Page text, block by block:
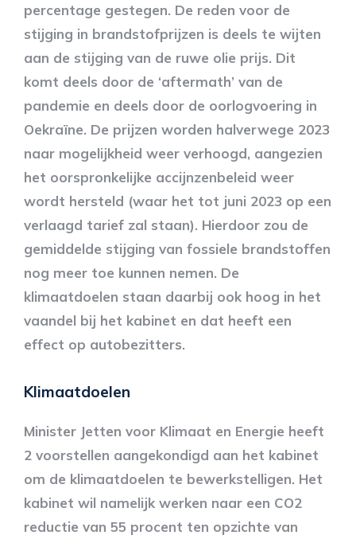
percentage gestegen. De reden voor de
stijging in brandstofprijzen is deels te wijten
aan de stijging van de ruwe olie prijs. Dit
komt deels door de ‘aftermath’ van de
pandemie en deels door de oorlogvoering in
Oekraïne. De prijzen worden halverwege 2023
naar mogelijkheid weer verhoogd, aangezien
het oorspronkelijke accijnzenbeleid weer
wordt hersteld (waar het tot juni 2023 op een
verlaagd tarief zal staan). Hierdoor zou de
gemiddelde stijging van fossiele brandstoffen
nog meer toe kunnen nemen. De
klimaatdoelen staan daarbij ook hoog in het
vaandel bij het kabinet en dat heeft een
effect op autobezitters.
Klimaatdoelen
Minister Jetten voor Klimaat en Energie heeft
2 voorstellen aangekondigd aan het kabinet
om de klimaatdoelen te bewerkstelligen. Het
kabinet wil namelijk werken naar een CO2
reductie van 55 procent ten opzichte van